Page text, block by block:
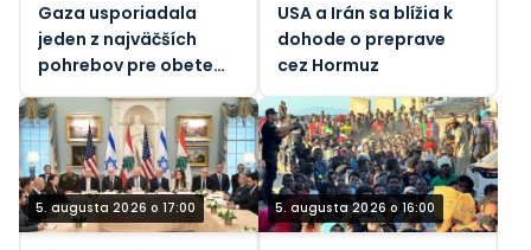
Gaza usporiadala
jeden z najväčších
pohrebov pre obete
jediného izraelského
útoku
USA a Irán sa blížia k
dohode o preprave
cez Hormuz
5. augusta 2026 o 17:00 5. augusta 2026 o 16:00